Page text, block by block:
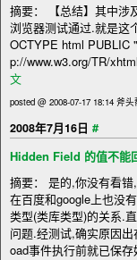
摘要： 【总结】其中涉
浏览器测试通过.就是这
OCTYPE html PUBLIC
p://www.w3.org/TR/
文
posted @ 2008-07-17 18:14 斧
2008年7月16日 #
Hidden Field 的值不能
摘要： 是的,你没有看
在百度和google上也没
类型(类库类型)的关系.
问题.经测试,确实原因
oad事件执行前就已保